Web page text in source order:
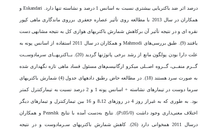
درصد اثر ضد باکتریایی بیشتری نسبت به اسانس 1 درصد و نشاسته تنها دارد. Eskandari و
همکاران در سال 2013 با مطالعه روی تأثیر عصاره جعفری برروی ماندگاری ماهی کپور
نقره ای و در نتیجه تأثیر آن برکاهش شمارش باکتری­های هوازی کل به نتیجه مشابهی دست
یافتند (9). طبق بررسی‌های Mahmodi و همکاران در سال 2011 استفاده از اسانس پونه به
علت دارا بودن پولگون مانع از رشد برخی پاتوژن­ها گردید (20). بــاکتری­هــای سرمادوســت
گــرم منفــی، گــروه اصــلی میکرو ارگانیسم‌های مسئول فساد ماهی تازه نگهداری شده
به صورت سرد هستند (18). در مطالعه حاض رطبق داده­های جدول (4) شمارش باکتری­های
سرما دوست در تیمار­های نشاسته + اسانس پونه 1 و 2 درصد نسبت به تیمارکنترل کمتر
بود. به طوری که به غیراز روز 4 در روزهای 8،12 و 16 بین تیمارکنترل و تیمار‎های دیگر
اختلاف معنی‌داری وجود داشت (05/0≥
P
). نتایج به‌دست آمده با نتایج Pezeshk و همکاران
درسال 2011 همخوانی دارد (26). کاهش شمارش باکتری­های سـرمادوست و در نتیجه